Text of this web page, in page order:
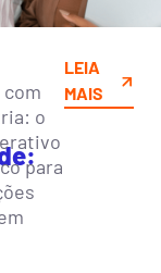
o
para
LEIA
MAIS